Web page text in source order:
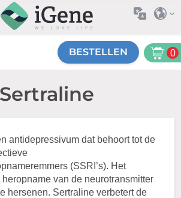
BESTELLEN 0
Sertraline
antidepressivum dat behoort tot de
(SSRI’s). Het
van de neurotransmitter
hersenen. Sertraline verbetert de